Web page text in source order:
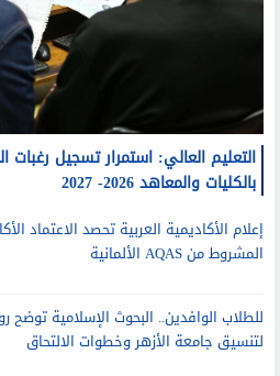
التعليم العالي: استمرار تسجيل رغبات
بالكليات والمعاهد 2026- 2027
إعلام الأكاديمية العربية تحصد الاعتماد
المشروط من AQAS الألمانية
للطلاب الوافدين.. البحوث الإسلامية توضح
لتنسيق جامعة الأزهر وخطوات الالتحاق